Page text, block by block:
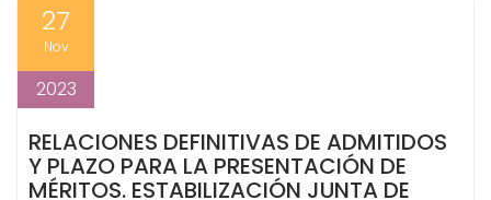
27
Nov
2023
RELACIONES DEFINITIVAS DE ADMITIDOS
Y PLAZO PARA LA PRESENTACIÓN DE
MÉRITOS. ESTABILIZACIÓN JUNTA DE